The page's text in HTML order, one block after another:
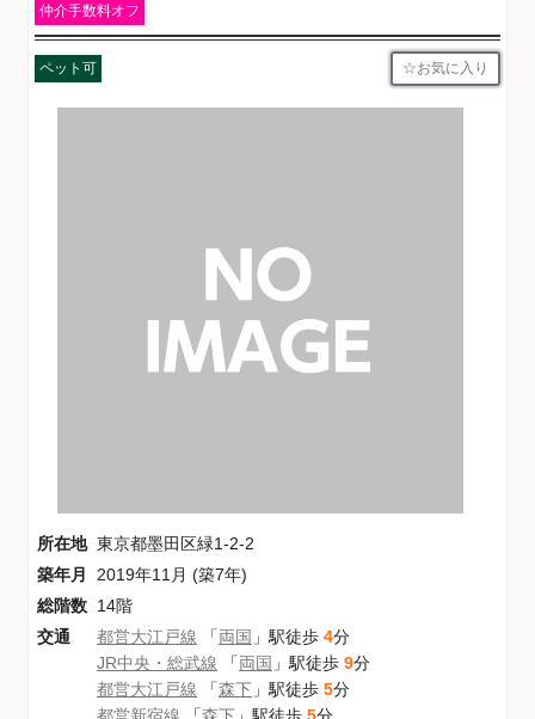
仲介手数料オフ
ペット可 お気に入り
所在地 東京都墨田区緑1-2-2
築年月
2019年11月 (築7年)
総階数 14階
交通
都営大江戸線 「両国 」駅徒歩 4分
JR中央・総武線 「両国 」駅徒歩 9分
都営大江戸線 「森下 」駅徒歩 5分
都営新宿線 「森下 」駅徒歩 5分